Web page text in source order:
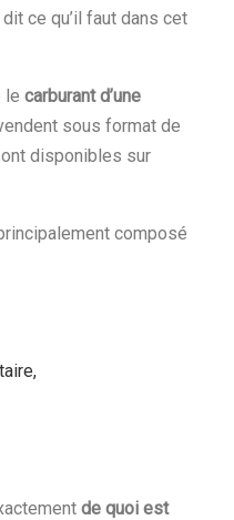
ce qu’il faut dans cet
le carburant d’une
sous format de
disponibles sur
composé
de quoi est